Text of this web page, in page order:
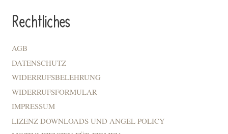
Rechtliches
AGB
DATENSCHUTZ
WIDERRUFSBELEHRUNG
WIDERRUFSFORMULAR
IMPRESSUM
LIZENZ DOWNLOADS UND ANGEL POLICY